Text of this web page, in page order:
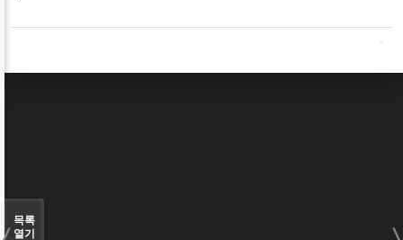
목록
열기
Sketchbook5, 스케치북5
Sketchbook5, 스케치북5